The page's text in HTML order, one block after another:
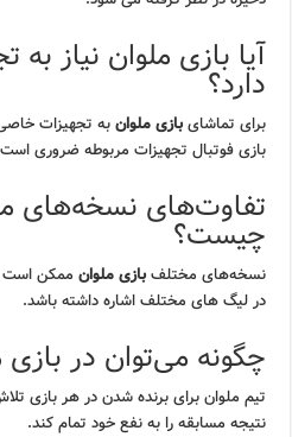
آیا بازی ملوان نیاز
دارد؟
برای تماشایبازی ملوانبه تجهیزات خاصی
بازی فوتبال تجهیزات مربوطه ضروری
تفاوت‌های نسخه‌های
چیست؟
نسخه‌های مختلفبازی ملوان ممکن است
در لیگ های مختلف اشاره داشته باشد.
چگونه می‌توان در
تیم ملوان برای برنده شدن در هر بازی
نتیجه مسابقه را به نفع خود تمام کند.